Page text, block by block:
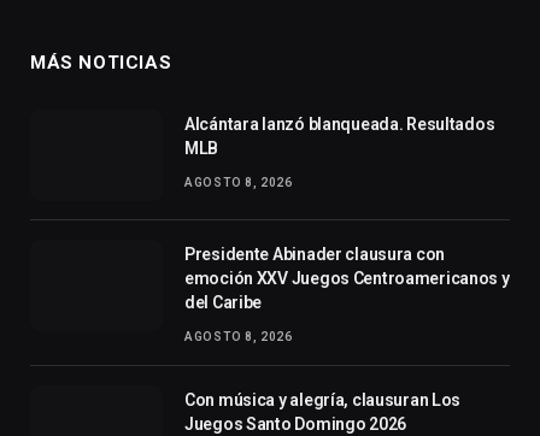
MÁS NOTICIAS
Alcántara lanzó blanqueada. Resultados
MLB
AGOSTO 8, 2026
Presidente Abinader clausura con
emoción XXV Juegos Centroamericanos y
del Caribe
AGOSTO 8, 2026
Con música y alegría, clausuran Los
Juegos Santo Domingo 2026